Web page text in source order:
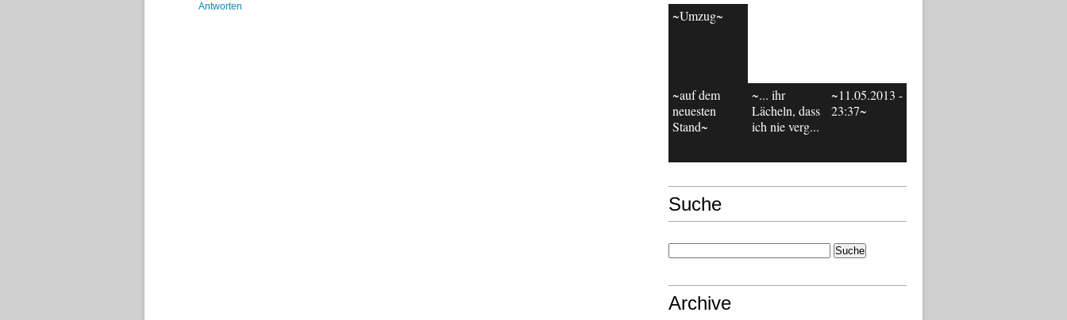
Antworten
~Umzug~
~auf dem
neuesten
Stand~
~... ihr
Lächeln, dass
ich nie verg...
~11.05.2013 -
23:37~
Suche
Archive